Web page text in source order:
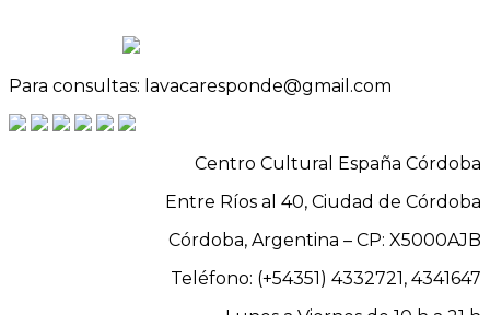
Para consultas: lavacaresponde@gmail.com
Centro Cultural España Córdoba
Entre Ríos al 40, Ciudad de Córdoba
Córdoba, Argentina – CP: X5000AJB
Teléfono: (+54351) 4332721, 4341647